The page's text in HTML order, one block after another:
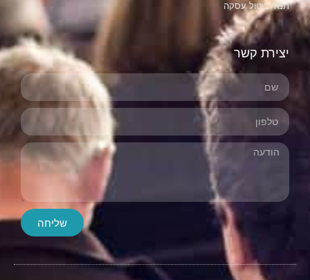
תנאי ביטול עסקה
יצירת קשר
שליחה